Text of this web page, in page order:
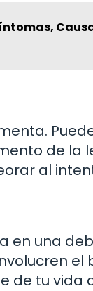
de la
al
en una
el
de tu vida